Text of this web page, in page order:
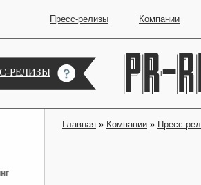
Пресс-релизы Компании
РЕЛИЗЫ
Главная » Компании » Пресс-